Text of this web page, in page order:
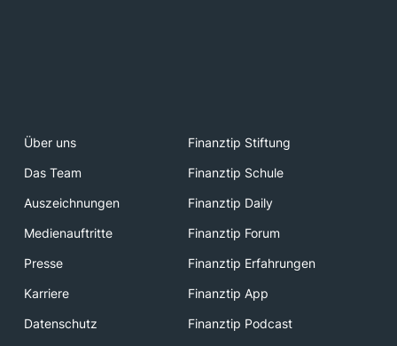
Über uns
Finanztip Stiftung
Das Team
Finanztip Schule
Auszeichnungen
Finanztip Daily
Medienauftritte
Finanztip Forum
Presse
Finanztip Erfahrungen
Karriere
Finanztip App
Datenschutz
Finanztip Podcast